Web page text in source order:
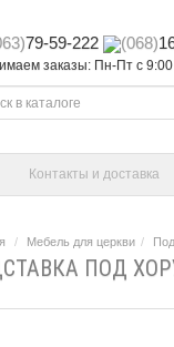
79-59-222 (068)
заказы: Пн-Пт с
Контакты и доставка
Мебель для церкви
ПОД